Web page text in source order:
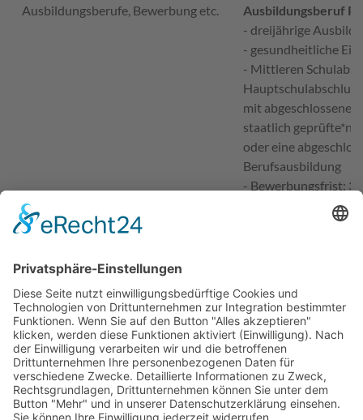
Ausbildungsberufe, Bewerbung etc.
Ausbildungsberuf
- dreijährige
- gesundheitliche
- Mittleren
mit
staatlich geprüfte*n
oder eine
Berufsausbildung
- Bewerbungsfrist:
Ausbildungsberuf
- vorheriges
- Bewerbungsfrist:
Ansprechpartner für Bewerbungen Einrichtungsleitung
Telefon 09191 6250-311